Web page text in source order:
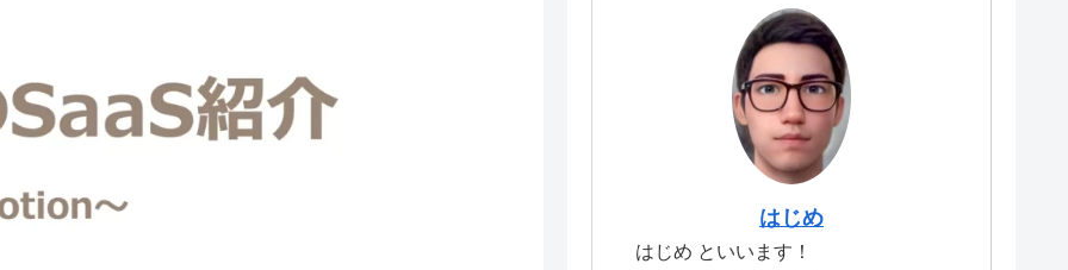
はじめ
はじめ といいます！